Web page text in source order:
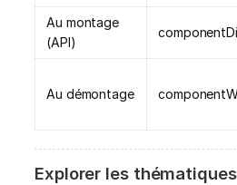
Au montage
(API)
Au démontage
Explorer les